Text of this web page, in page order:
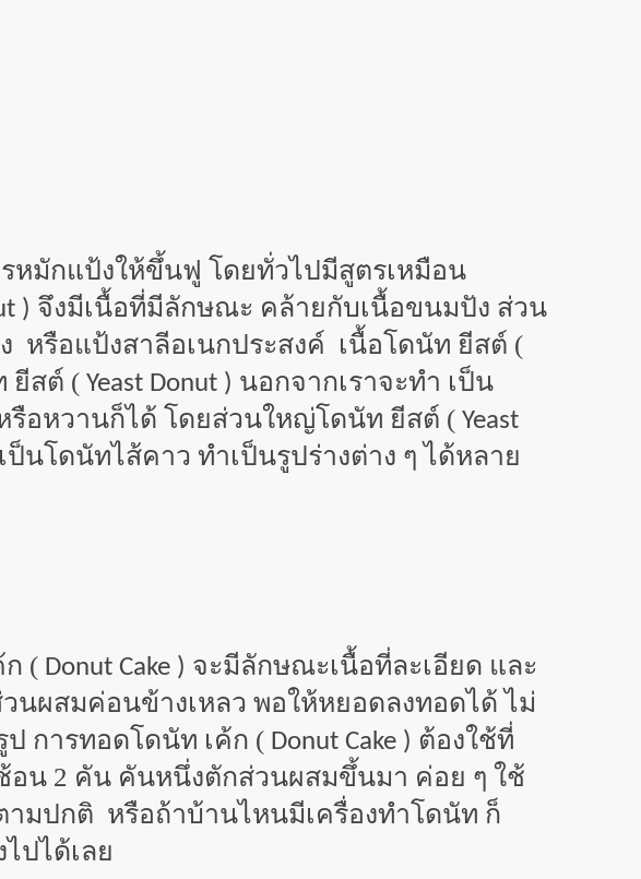
หมักแป้งให้ขึ้นฟู โดยทั่วไปมีสูตรเหมือน
) จึงมีเนื้อที่มีลักษณะ คล้ายกับเนื้อขนมปัง ส่วน
รือแป้งสาลีอเนกประสงค์ เนื้อโดนัท ยีสต์ (
ยีสต์ ( Yeast Donut ) นอกจากเราจะทำ เป็น
รือหวานก็ได้ โดยส่วนใหญ่โดนัท ยีสต์ ( Yeast
นโดนัทไส้คาว ทำเป็นรูปร่างต่าง ๆ ได้หลาย
( Donut Cake ) จะมีลักษณะเนื้อที่ละเอียด และ
นผสมค่อนข้างเหลว พอให้หยอดลงทอดได้ ไม่
การทอดโดนัท เค้ก ( Donut Cake ) ต้องใช้ที่
อน 2 คัน คันหนึ่งตักส่วนผสมขึ้นมา ค่อย ๆ ใช้
มปกติ หรือถ้าบ้านไหนมีเครื่องทำโดนัท ก็
ปได้เลย